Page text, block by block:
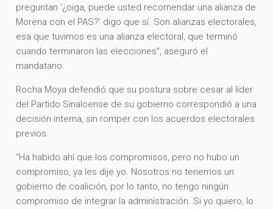
preguntan ‘¿oiga, puede usted recomendar una alianza de
Morena con el PAS?’ digo que sí. Son alianzas electorales,
esa que tuvimos es una alianza electoral, que terminó
cuando terminaron las elecciones”, aseguró el
mandatario.
Rocha Moya defendió que su postura sobre cesar al líder
del Partido Sinaloense de su gobierno correspondió a una
decisión interna, sin romper con los acuerdos electorales
previos.
“Ha habido ahí que los compromisos, pero no hubo un
compromiso, ya les dije yo. Nosotros no tenemos un
gobierno de coalición, por lo tanto, no tengo ningún
compromiso de integrar la administración. Si yo quiero, lo